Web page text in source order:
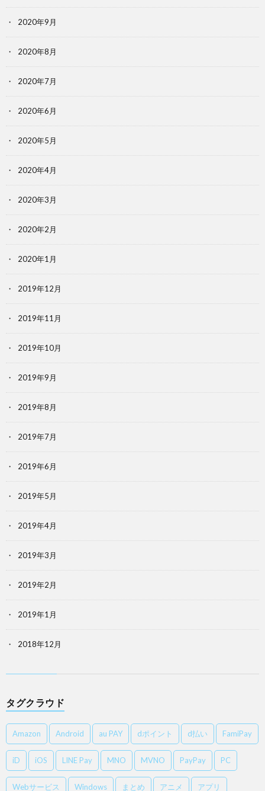
2020年9月
2020年8月
2020年7月
2020年6月
2020年5月
2020年4月
2020年3月
2020年2月
2020年1月
2019年12月
2019年11月
2019年10月
2019年9月
2019年8月
2019年7月
2019年6月
2019年5月
2019年4月
2019年3月
2019年2月
2019年1月
2018年12月
タグクラウド
Amazon Android au PAY dポイント d払い FamiPay
iD iOS LINE Pay MNO MVNO PayPay PC
Webサービス Windows まとめ アニメ アプリ